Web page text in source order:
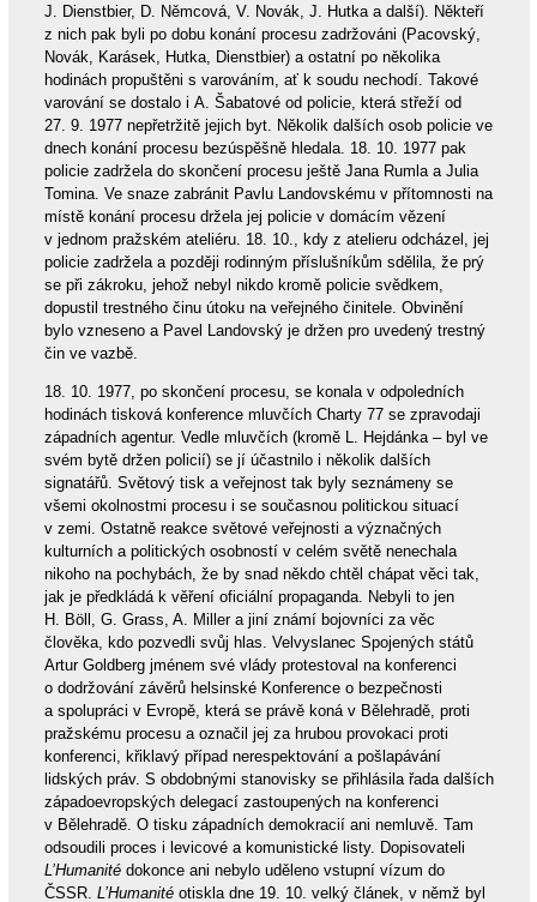
J. Dienstbier, D. Němcová, V. Novák, J. Hutka a další). Někteří
z nich pak byli po dobu konání procesu zadržováni (Pacovský,
Novák, Karásek, Hutka, Dienstbier) a ostatní po několika
hodinách propuštěni s varováním, ať k soudu nechodí. Takové
varování se dostalo i A. Šabatové od policie, která střeží od
27. 9. 1977 nepřetržitě jejich byt. Několik dalších osob policie ve
dnech konání procesu bezúspěšně hledala. 18. 10. 1977 pak
policie zadržela do skončení procesu ještě Jana Rumla a Julia
Tomina. Ve snaze zabránit Pavlu Landovskému v přítomnosti na
místě konání procesu držela jej policie v domácím vězení
v jednom pražském ateliéru. 18. 10., kdy z atelieru odcházel, jej
policie zadržela a později rodinným příslušníkům sdělila, že prý
se při zákroku, jehož nebyl nikdo kromě policie svědkem,
dopustil trestného činu útoku na veřejného činitele. Obvinění
bylo vzneseno a Pavel Landovský je držen pro uvedený trestný
čin ve vazbě.
18. 10. 1977, po skončení procesu, se konala v odpoledních
hodinách tisková konference mluvčích Charty 77 se zpravodaji
západních agentur. Vedle mluvčích (kromě L. Hejdánka – byl ve
svém bytě držen policií) se jí účastnilo i několik dalších
signatářů. Světový tisk a veřejnost tak byly seznámeny se
všemi okolnostmi procesu i se současnou politickou situací
v zemi. Ostatně reakce světové veřejnosti a význačných
kulturních a politických osobností v celém světě nenechala
nikoho na pochybách, že by snad někdo chtěl chápat věci tak,
jak je předkládá k věření oficiální propaganda. Nebyli to jen
H. Böll, G. Grass, A. Miller a jiní známí bojovníci za věc
člověka, kdo pozvedli svůj hlas. Velvyslanec Spojených států
Artur Goldberg jménem své vlády protestoval na konferenci
o dodržování závěrů helsinské Konference o bezpečnosti
a spolupráci v Evropě, která se právě koná v Bělehradě, proti
pražskému procesu a označil jej za hrubou provokaci proti
konferenci, křiklavý případ nerespektování a pošlapávání
lidských práv. S obdobnými stanovisky se přihlásila řada dalších
západoevropských delegací zastoupených na konferenci
v Bělehradě. O tisku západních demokracií ani nemluvě. Tam
odsoudili proces i levicové a komunistické listy. Dopisovateli
L’Humanitédokonce ani nebylo uděleno vstupní vízum do
ČSSR. L’Humanitéotiskla dne 19. 10. velký článek, v němž byl